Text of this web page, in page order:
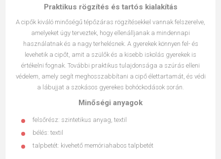
Praktikus rögzítés és tartós kialakítás
A cipők kiváló minőségű tépőzáras rögzítésekkel vannak felszerelve,
amelyeket úgy terveztek, hogy ellenálljanak a mindennapi
használatnak és a nagy terhelésnek. A gyerekek könnyen fel- és
levehetik a cipőt, amit a szülők és a kisebb iskolás gyerekek is
értékelni fognak. További praktikus tulajdonsága a szúrás elleni
védelem, amely segít meghosszabbítani a cipő élettartamát, és védi
a lábujjat a szokásos gyerekes bohóckodások során.
Minőségi anyagok
felsőrész: szintetikus anyag, textil
bélés: textil
talpbetét: kivehető memóriahabos talpbetét